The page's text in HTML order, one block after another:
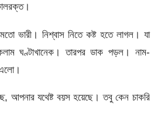
ভারী। নিশ্বাস নিতে কষ্ট হতে লাগল। যা
ঘণ্টাখানেক। তারপর ডাক পড়ল। নাম-
আপনার যথেষ্ট বয়স হয়েছে। তবু কেন চাকরি